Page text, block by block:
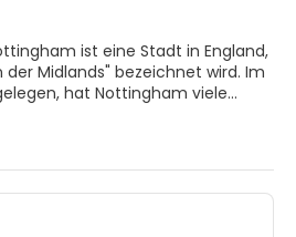
ist eine Stadt in England,
der Midlands" bezeichnet wird. Im
hat Nottingham viele
Touristen an.
Das Nottingham
Vergangenheit; einst eine
Burg, die für Könige und